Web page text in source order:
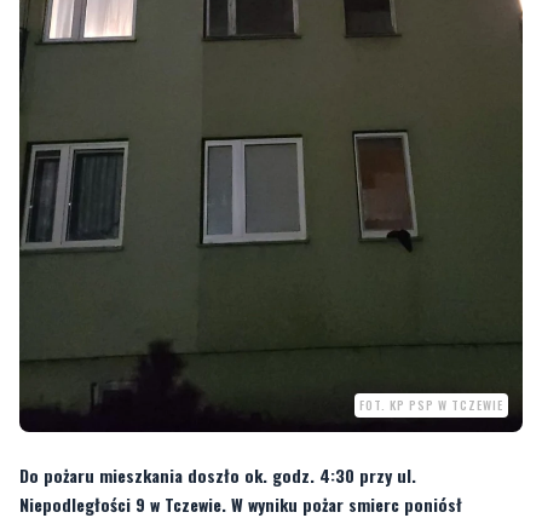
Do pożaru mieszkania doszło ok. godz. 4:30 przy ul.
Niepodległości 9 w Tczewie. W wyniku pożar smierc poniósł
Trwa ustalanie przyczyny pożaru w mieszkaniu.
Do Komendy Powuatowej Państwowej Straży Pożarnej w Tczewie zgłoszenie o